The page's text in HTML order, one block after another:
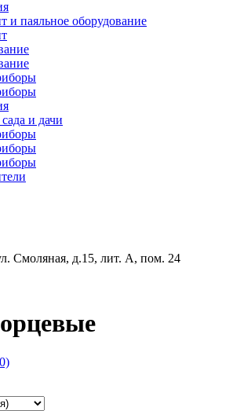
Смоляная, д.15, лит. А, пом. 24